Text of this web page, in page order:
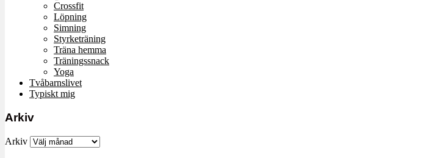
Crossfit
Löpning
Simning
Styrketräning
Träna hemma
Träningssnack
Yoga
Tvåbarnslivet
Typiskt mig
Arkiv
Arkiv